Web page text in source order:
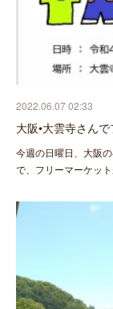
2022.06.07 02:33
大阪•大雲寺さん
今週の日曜日、大阪
で、フリーマーケッ